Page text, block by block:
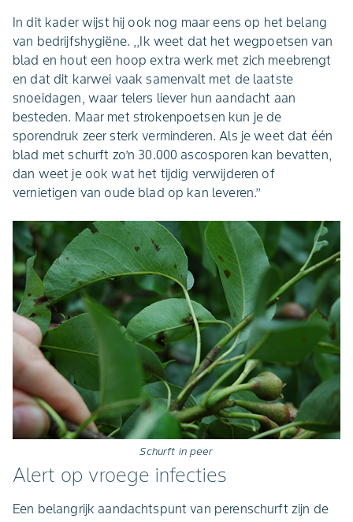
In dit kader wijst hij ook nog maar eens op het belang
van bedrijfshygiëne. ,,Ik weet dat het wegpoetsen van
blad en hout een hoop extra werk met zich meebrengt
en dat dit karwei vaak samenvalt met de laatste
snoeidagen, waar telers liever hun aandacht aan
besteden. Maar met strokenpoetsen kun je de
sporendruk zeer sterk verminderen. Als je weet dat één
blad met schurft zo’n 30.000 ascosporen kan bevatten,
dan weet je ook wat het tijdig verwijderen of
vernietigen van oude blad op kan leveren.’’
Schurft in peer
Alert op vroege infecties
Een belangrijk aandachtspunt van perenschurft zijn de